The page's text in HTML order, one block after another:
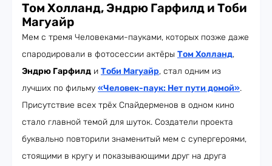
Том Холланд, Эндрю Гарфилд и Тоби
Магуайр
Мем с тремя Человеками-пауками, которых позже даже
спародировали в фотосессии актёры Том Холланд,
Эндрю Гарфилд и Тоби Магуайр, стал одним из
лучших по фильму «Человек-паук: Нет пути домой».
Присутствие всех трёх Спайдерменов в одном кино
стало главной темой для шуток. Создатели проекта
буквально повторили знаменитый мем с супергероями,
стоящими в кругу и показывающими друг на друга